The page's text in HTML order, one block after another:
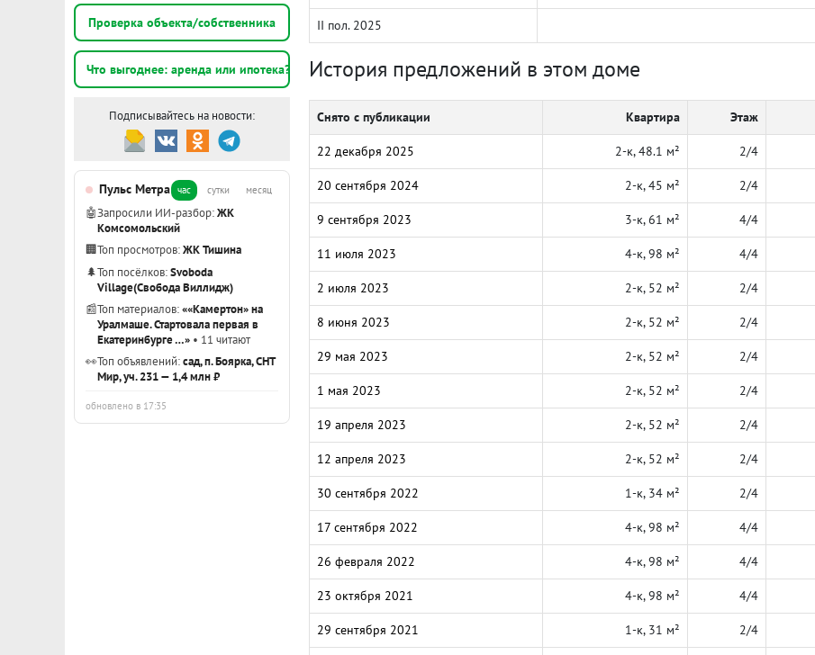
Проверка объекта/собственника
Что выгоднее: аренда или ипотека?
Подписывайтесь на новости:
Пульс Метра час сутки месяц
🤖Запросили ИИ-разбор:ЖК
Комсомольский
🏢Топ просмотров:ЖК Тишина
🌲Топ посёлков:Svoboda
Village(Свобода Виллидж)
📰Топ материалов:««Камертон» на
Уралмаше. Стартовала первая в
Екатеринбурге …» • 11 читают
👀Топ объявлений:сад, п. Боярка, СНТ
Мир, уч. 231 — 1,4 млн ₽
обновлено в 17:35
II пол. 2025
История предложений в этом доме
Снято с публикации Квартира Этаж
22 декабря 2025 2-к, 48.1 м² 2/4
20 сентября 2024 2-к, 45 м² 2/4
9 сентября 2023 3-к, 61 м² 4/4
11 июля 2023 4-к, 98 м² 4/4
2 июля 2023 2-к, 52 м² 2/4
8 июня 2023 2-к, 52 м² 2/4
29 мая 2023 2-к, 52 м² 2/4
1 мая 2023 2-к, 52 м² 2/4
19 апреля 2023 2-к, 52 м² 2/4
12 апреля 2023 2-к, 52 м² 2/4
30 сентября 2022 1-к, 34 м² 2/4
17 сентября 2022 4-к, 98 м² 4/4
26 февраля 2022 4-к, 98 м² 4/4
23 октября 2021 4-к, 98 м² 4/4
29 сентября 2021 1-к, 31 м² 2/4